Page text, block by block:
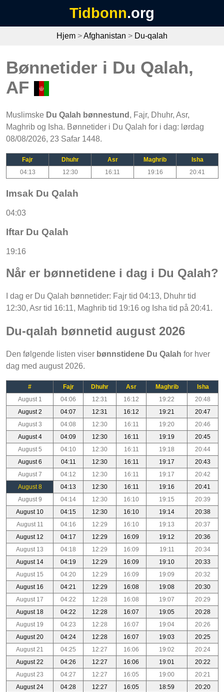
Tidbonn.org
Hjem >Afghanistan > Du-qalah
Bønnetider i Du Qalah,
AF
Muslimske Du Qalah bønnestund , Fajr, Dhuhr, Asr,
Maghrib og Isha. Bønnetider i Du Qalah for i dag: lørdag
08/08/2026, 23 Safar 1448.
Fajr Dhuhr Asr Maghrib
Isha
04:13
12:30 16:11 19:16 20:41
Imsak Du Qalah
04:03
Iftar Du Qalah
19:16
Når er bønnetidene i dag i Du Qalah?
I dag er Du Qalah bønnetider: Fajr tid 04:13, Dhuhr tid
12:30, Asr tid 16:11, Maghrib tid 19:16 og Isha tid på 20:41.
Du-qalah bønnetid august 2026
Den følgende listen viser bønnstidene Du Qalah for hver
dag med august 2026.
# Fajr Dhuhr Asr Maghrib
Isha
August 1
04:06 12:31 16:12 19:22
20:48
August 2
04:07 12:31 16:12 19:21
20:47
August 3
04:08 12:30 16:11 19:20
20:46
August 4
04:09 12:30 16:11 19:19
20:45
August 5
04:10 12:30 16:11 19:18
20:44
August 6
04:11 12:30 16:11 19:17
20:43
August 7
04:12 12:30 16:11 19:17
20:42
August 8
04:13 12:30 16:11 19:16
20:41
August 9
04:14 12:30 16:10 19:15
20:39
August 10
04:15 12:30 16:10 19:14
20:38
August 11
04:16 12:29 16:10 19:13
20:37
August 12
04:17 12:29 16:09 19:12
20:36
August 13
04:18 12:29 16:09 19:11
20:34
August 14
04:19 12:29 16:09 19:10
20:33
August 15
04:20 12:29 16:09 19:09
20:32
August 16
04:21 12:29 16:08 19:08
20:30
August 17
04:22 12:28 16:08 19:07
20:29
August 18
04:22 12:28 16:07 19:05
20:28
August 19
04:23 12:28 16:07 19:04
20:26
August 20
04:24 12:28 16:07 19:03
20:25
August 21
04:25 12:27 16:06 19:02
20:24
August 22
04:26 12:27 16:06 19:01
20:22
August 23
04:27 12:27 16:05 19:00
20:21
August 24
04:28 12:27 16:05 18:59
20:20